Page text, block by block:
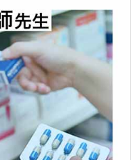
きるこ
なりま